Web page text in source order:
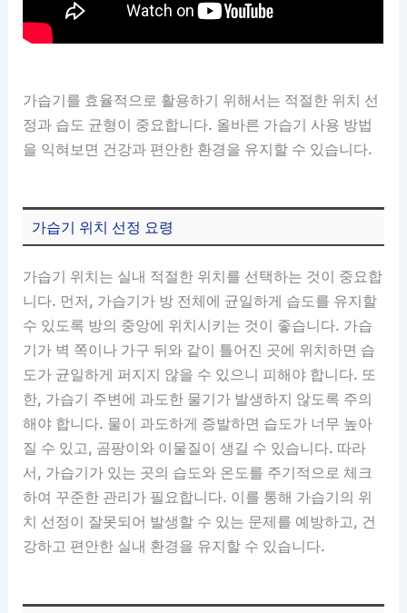
가습기를 효율적으로 활용하기 위해서는 적절한 위치 선
정과 습도 균형이 중요합니다. 올바른 가습기 사용 방법
을 익혀보면 건강과 편안한 환경을 유지할 수 있습니다.
가습기 위치 선정 요령
가습기 위치는 실내 적절한 위치를 선택하는 것이 중요합
니다. 먼저, 가습기가 방 전체에 균일하게 습도를 유지할
수 있도록 방의 중앙에 위치시키는 것이 좋습니다. 가습
기가 벽 쪽이나 가구 뒤와 같이 틀어진 곳에 위치하면 습
도가 균일하게 퍼지지 않을 수 있으니 피해야 합니다. 또
한, 가습기 주변에 과도한 물기가 발생하지 않도록 주의
해야 합니다. 물이 과도하게 증발하면 습도가 너무 높아
질 수 있고, 곰팡이와 이물질이 생길 수 있습니다. 따라
서, 가습기가 있는 곳의 습도와 온도를 주기적으로 체크
하여 꾸준한 관리가 필요합니다. 이를 통해 가습기의 위
치 선정이 잘못되어 발생할 수 있는 문제를 예방하고, 건
강하고 편안한 실내 환경을 유지할 수 있습니다.